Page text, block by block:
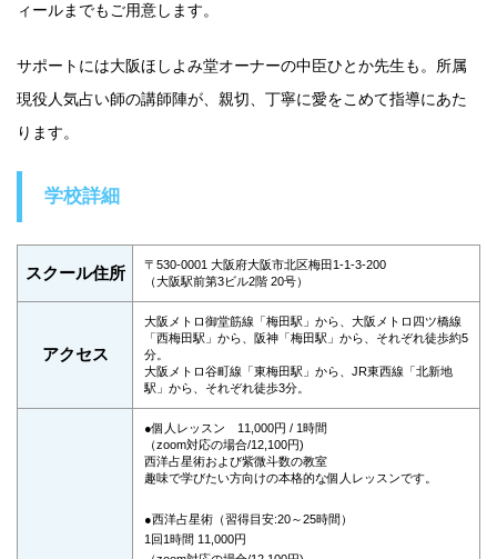
ィールまでもご用意します。
サポートには大阪ほしよみ堂オーナーの中臣ひとか先生も。所属
現役人気占い師の講師陣が、親切、丁寧に愛をこめて指導にあた
ります。
学校詳細
スクール住所
〒530-0001 大阪府大阪市北区梅田1-1-3-200
（大阪駅前第3ビル2階 20号）
アクセス
大阪メトロ御堂筋線「梅田駅」から、大阪メトロ四ツ橋線
「西梅田駅」から、阪神「梅田駅」から、それぞれ徒歩約5
分。
大阪メトロ谷町線「東梅田駅」から、JR東西線「北新地
駅」から、それぞれ徒歩3分。
●個人レッスン 11,000円 / 1時間
（zoom対応の場合/12,100円)
西洋占星術および紫微斗数の教室
趣味で学びたい方向けの本格的な個人レッスンです。
●西洋占星術（習得目安:20～25時間）
1回1時間 11,000円